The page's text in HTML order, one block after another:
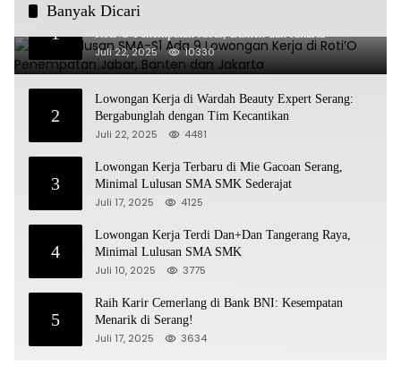
Banyak Dicari
1
Untuk Lulusan SMA-S1 Ada 9 Lowongan Kerja di
Juli 22, 2025 10330
2
Lowongan Kerja di Wardah Beauty Expert Serang:
Bergabunglah dengan Tim Kecantikan
Juli 22, 2025 4481
3
Lowongan Kerja Terbaru di Mie Gacoan Serang,
Minimal Lulusan SMA SMK Sederajat
Juli 17, 2025 4125
4
Lowongan Kerja Terdi Dan+Dan Tangerang Raya,
Minimal Lulusan SMA SMK
Juli 10, 2025 3775
5
Raih Karir Cemerlang di Bank BNI: Kesempatan
Menarik di Serang!
Juli 17, 2025 3634